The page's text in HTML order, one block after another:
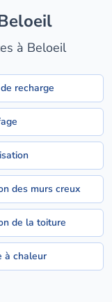
à Beloeil
recharge
des murs creux
de la toiture
à chaleur